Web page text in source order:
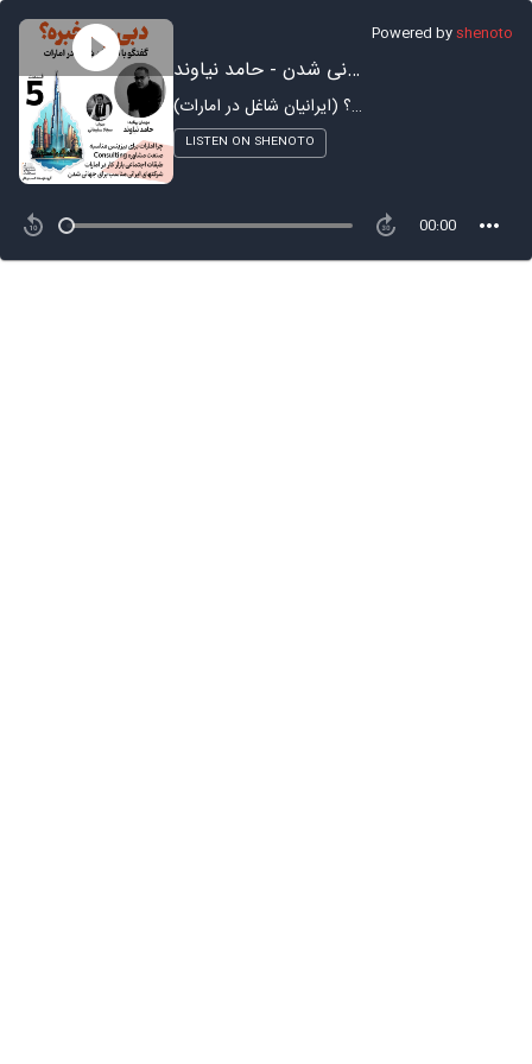
Powered byshenoto
دبی چه خبره؟ (5) شرکتهای ایرانی برای حضور در بازار امارات و جهانی شدن - حامد نیاوند
دبی چه خبره؟ (ایرانیان شاغل در امارات)
LISTEN ON SHENOTO
00:00